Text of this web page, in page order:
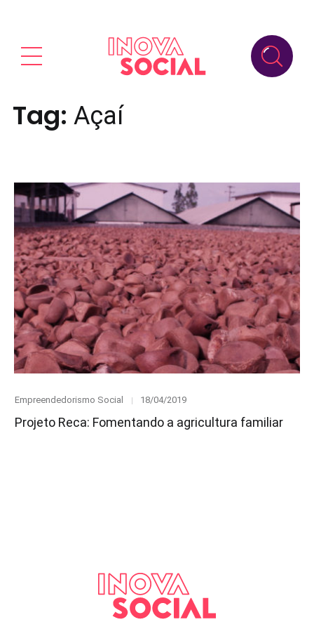
Tag: Açaí
Category
Empreendedorismo Social
Posted
18/04/2019
Projeto Reca: Fomentando a agricultura familiar